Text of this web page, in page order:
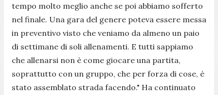
tempo molto meglio anche se poi abbiamo sofferto
nel finale. Una gara del genere poteva essere messa
in preventivo visto che veniamo da almeno un paio
di settimane di soli allenamenti. E tutti sappiamo
che allenarsi non è come giocare una partita,
soprattutto con un gruppo, che per forza di cose, è
stato assemblato strada facendo." Ha continuato